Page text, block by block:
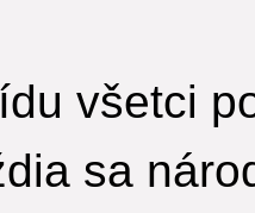
všetci
sa